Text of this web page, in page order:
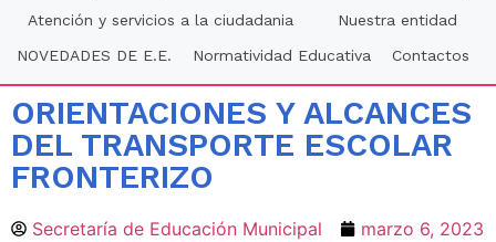
Atención y servicios a la ciudadania
Nuestra entidad
NOVEDADES DE E.E.
Normatividad Educativa Contactos
ORIENTACIONES Y ALCANCES
DEL TRANSPORTE ESCOLAR
FRONTERIZO
Secretaría de Educación Municipal
marzo 6, 2023